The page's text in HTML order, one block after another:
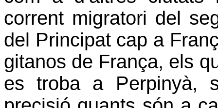
corrent migratori del
del Principat cap a
gitanos de França, els
es troba a Perpinyà,